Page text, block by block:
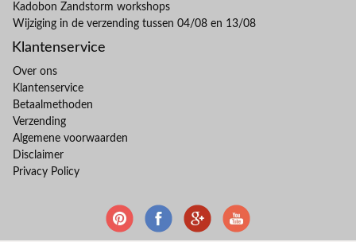
Kadobon Zandstorm workshops
Wijziging in de verzending tussen 04/08 en 13/08
Klantenservice
Over ons
Klantenservice
Betaalmethoden
Verzending
Algemene voorwaarden
Disclaimer
Privacy Policy